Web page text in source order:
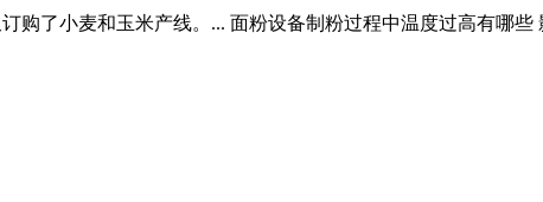
购了小麦和玉米产线。... 面粉设备制粉过程中温度过高有哪